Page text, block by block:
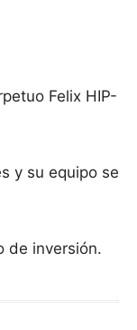
Felix HIP-
y su equipo se
de inversión.